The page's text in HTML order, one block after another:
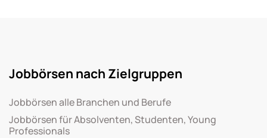
Jobbörsen nach Zielgruppen
Jobbörsen alle Branchen und Berufe
Jobbörsen für Absolventen, Studenten, Young
Professionals